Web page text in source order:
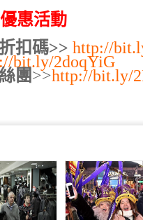
惠活動
扣碼>> http://
bit.ly/2doqYiG
團>>http://bit.ly/